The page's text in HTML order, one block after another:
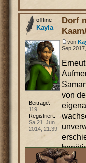
Dorf
von
Sep
von
Kayla
Beiträge:
119
Registriert:
Sa 21. Jun
2014, 21:39